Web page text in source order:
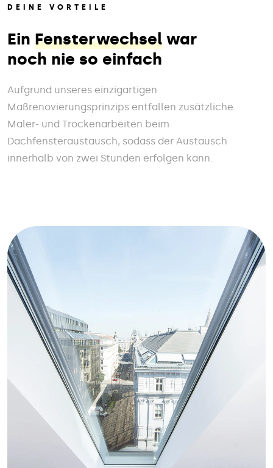
DEINE VORTEILE
Ein Fensterwechsel war
noch nie so einfach
Aufgrund unseres einzigartigen
Maßrenovierungsprinzips entfallen zusätzliche
Maler- und Trockenarbeiten beim
Dachfensteraustausch, sodass der Austausch
innerhalb von zwei Stunden erfolgen kann.